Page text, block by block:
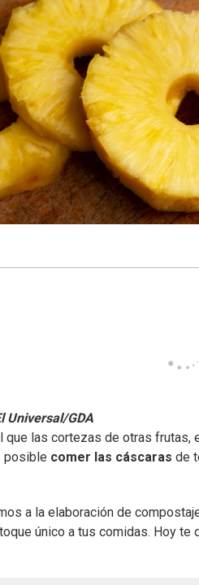
Universal/GDA
que las cortezas de otras frutas,
posible comer las cáscaras de
a la elaboración de
único a tus comidas. Hoy